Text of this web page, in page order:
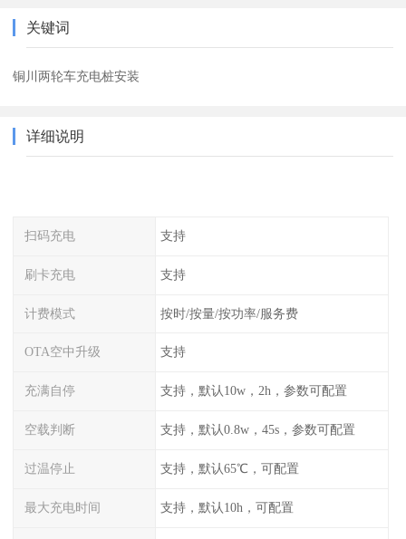
关键词
铜川两轮车充电桩安装
详细说明
扫码充电 支持
刷卡充电 支持
计费模式 按时/按量/按功率/服务费
OTA空中升级 支持
充满自停 支持，默认10w，2h，参数可配置
空载判断 支持，默认0.8w，45s，参数可配置
过温停止 支持，默认65℃，可配置
最大充电时间 支持，默认10h，可配置